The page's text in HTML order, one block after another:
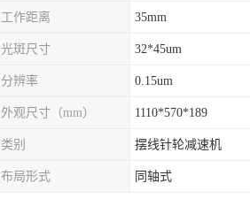
工作距离 35mm
光斑尺寸 32*45um
分辨率 0.15um
外观尺寸（mm） 1110*570*189
类别 摆线针轮减速机
布局形式 同轴式